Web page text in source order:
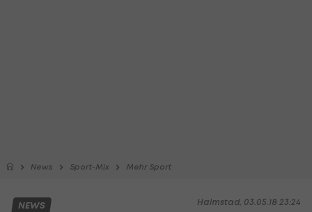
News Sport-Mix Mehr Sport
Halmstad, 03.05.18 23:24
NEWS